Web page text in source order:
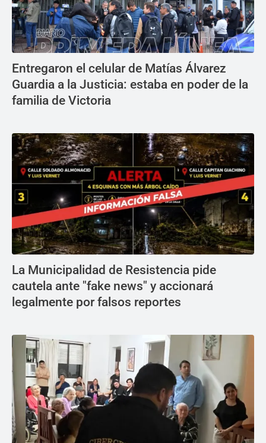
Entregaron el celular de Matías Álvarez
Guardia a la Justicia: estaba en poder de la
familia de Victoria
La Municipalidad de Resistencia pide
cautela ante "fake news" y accionará
legalmente por falsos reportes